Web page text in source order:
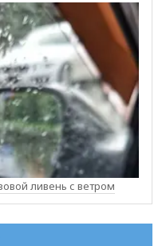
ливень с ветром